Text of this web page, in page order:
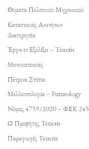
Θέματα Πολιτικού Μηχανικού
Κατασκευές Ακινήτων
Διατηρητέα
Έργα εν Εξελίξει – Teucris
Μονοκατοικίες
Πέτρινα Σπίτια
Μελλοντολογία – Futurology
Νόμος 4759/2020 – ΦΕΚ
Ο Προφήτης Teucris
Παραγωγές Teucris